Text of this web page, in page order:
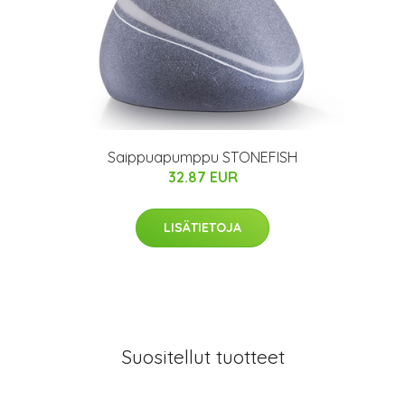
Saippuapumppu STONEFISH
32.87 EUR
LISÄTIETOJA
Suositellut tuotteet